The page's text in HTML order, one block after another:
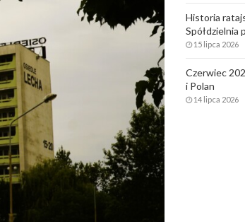
Historia
Spółdzielnia
15 lipca 2026
Czerwiec
i Polan
14 lipca 2026